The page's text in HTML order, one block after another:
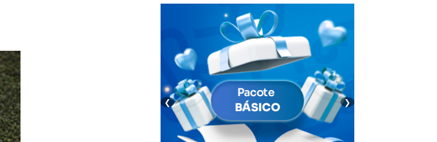
❮ ❯